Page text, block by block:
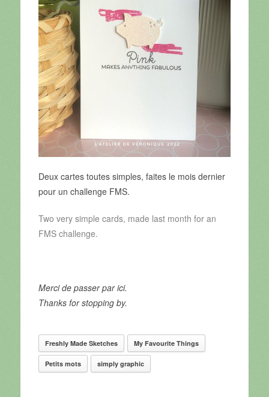
Deux cartes toutes simples, faites le mois dernier
pour un challenge FMS.
Two very simple cards, made last month for an
FMS challenge.
Merci de passer par ici.
Thanks for stopping by.
Freshly Made Sketches My Favourite Things
Petits mots simply graphic